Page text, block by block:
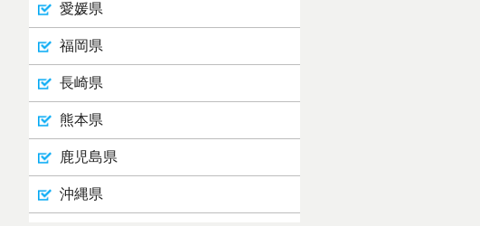
愛媛県
福岡県
長崎県
熊本県
鹿児島県
沖縄県